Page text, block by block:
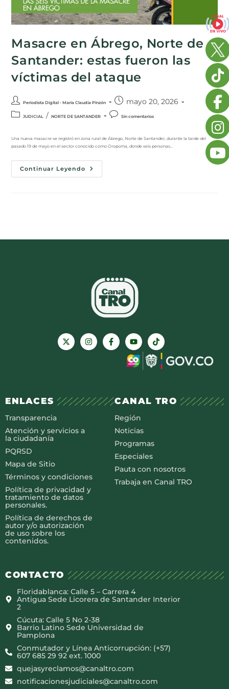
Masacre en Ábrego, Norte de
Santander: estas fueron las
víctimas del ataque
Periodista Digital - María Claudia Pinzón mayo 20, 2026
JUDICIAL / NORTE DE SANTANDER Sin comentarios
Una nueva masacre se registró en zona rural de Ábrego, Norte de Santander, durante la tarde del
pasado 19 de mayo en el sector conocido como Oropoma, donde seis personas…
Continuar Leyendo
ENLACES
Transparencia
Atención y servicios a
la ciudadanía
PQRSD
Mapa de Sitio
Términos y condiciones
Política de privacidad y
tratamiento de datos
personales.
Política de derechos de
autor y/o autorización
de uso sobre los
contenidos.
CANAL TRO
Región
Noticias
Programas
Especiales
Pauta con nosotros
Trabaja en Canal TRO
CONTACTO
Floridablanca: Calle 5 – Carrera 4
Antigua Sede Licorera de Santander Interior
2
Cúcuta: Calle 5 No 2-38
Barrio Latino Sede Universidad de
Pamplona
Conmutador y Línea Anticorrupción: (+57)
607 685 29 92 ext. 1000
quejasyreclamos@canaltro.com
notificacionesjudiciales@canaltro.com